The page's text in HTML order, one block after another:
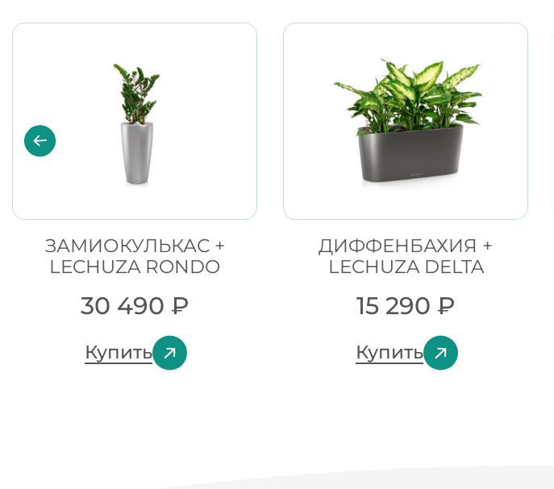
ЗАМИОКУЛЬКАС +
LECHUZA RONDO
30 490 ₽
Купить
ДИФФЕНБАХИЯ +
LECHUZA DELTA
15 290 ₽
Купить